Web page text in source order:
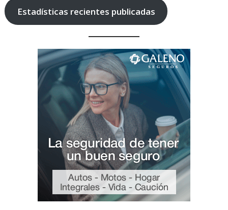
Estadísticas recientes publicadas